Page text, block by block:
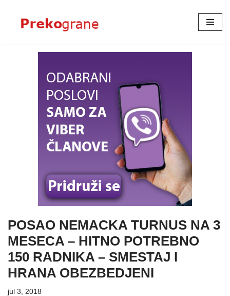
Skoči
POSAO NEMACKA TURNUS NA 3
MESECA – HITNO POTREBNO
150 RADNIKA – SMESTAJ I
HRANA OBEZBEDJENI
jul 3, 2018